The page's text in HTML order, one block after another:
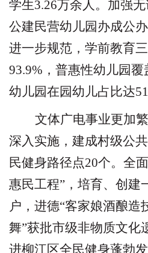
学生3.26万余人。加强无
公建民营幼儿园办成公
进一步规范，学前教育
93.9% ，普惠性幼儿园
幼儿园在园幼儿占比达
文体广电事业更加
深入实施，建成村级公
民健身路径点20个。全
惠民工程” ，培育、创建
户，进德“客家娘酒酿造
舞”获批市级非物质文化
进柳江区全民健身蓬勃